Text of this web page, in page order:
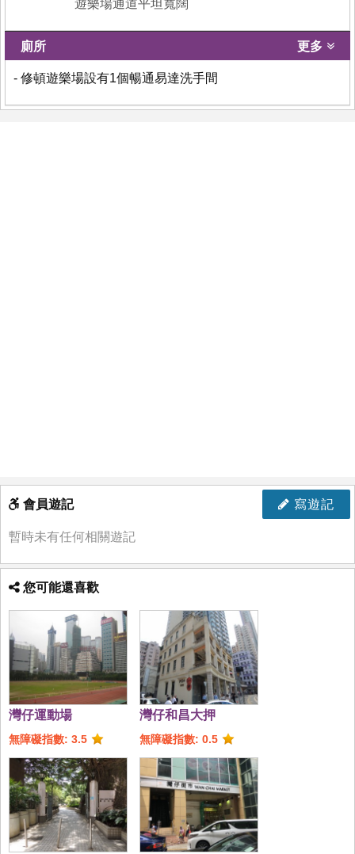
遊樂場通道平坦寬闊
廁所 更多
- 修頓遊樂場設有1個暢通易達洗手間
寫遊記
會員遊記
暫時未有任何相關遊記
您可能還喜歡
灣仔運動場
無障礙指數: 3.5
灣仔和昌大押
無障礙指數: 0.5